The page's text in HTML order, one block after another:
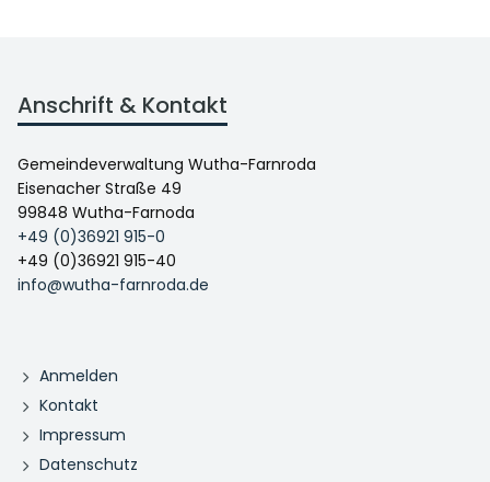
Anschrift & Kontakt
Gemeindeverwaltung Wutha-Farnroda
Eisenacher Straße 49
99848 Wutha-Farnoda
+49 (0)36921 915-0
+49 (0)36921 915-40
info@wutha-farnroda.de
Anmelden
Kontakt
Impressum
Datenschutz